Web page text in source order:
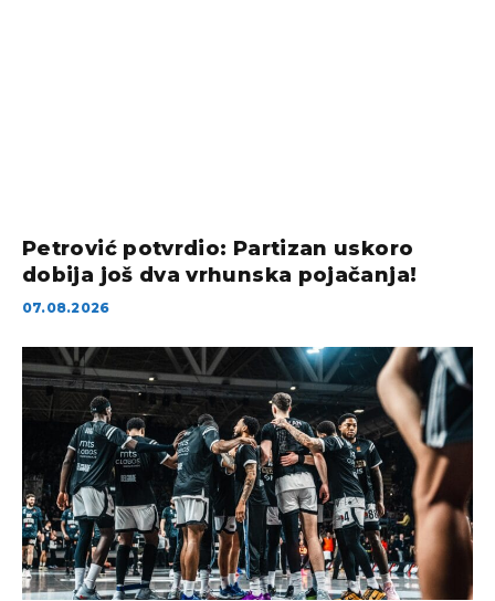
Petrović potvrdio: Partizan uskoro
dobija još dva vrhunska pojačanja!
07.08.2026